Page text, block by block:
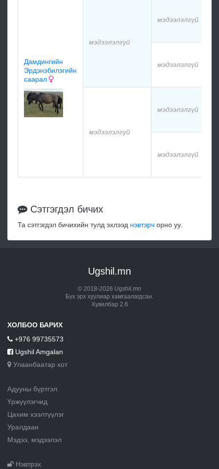
Дамдингийн
Эрдэнэбилэгийн
саарал
мэдээлэлгүй
мэдээлэлгүй
мэдээлэлгүй
мэдээлэлгүй
мэдээлэлгүй
мэдээлэлгүй
Сэтгэгдэл бичих
Та сэтгэгдэл бичихийн тулд эхлээд нэвтэрч орно уу.
Ugshil.mn
© 2018-2026 Ugshil.mn
Бүх эрх хуулиар хамгаалагдсан.
Хувилбар 2.6
ХОЛБОО БАРИХ
+976 99735573
Ugshil Amgalan
Улаанбаатар хот
Адууны бүртгэл
Үржүүлэгчид
Цахим хээлтүүлэг
Уралдаан
Мэдээ, мэдээлэл
Нэвтрэх